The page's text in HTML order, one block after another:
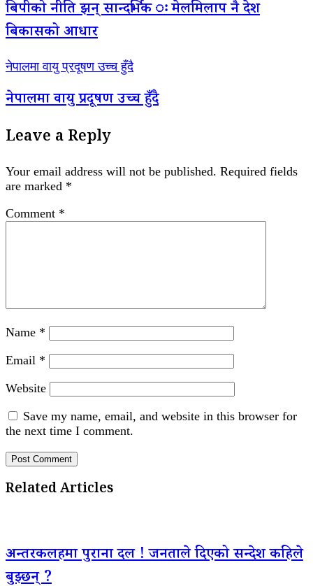
बिपीको नीति झन् सान्दर्भिक ः मेलमिलाप नै देश
बिकासको आधार
नेपालमा वायु प्रदूषण उच्च हुँदै
नेपालमा वायु प्रदूषण उच्च हुँदै
Leave a Reply
Your email address will not be published. Required fields
are marked *
Comment *
Name *
Email *
Website
Save my name, email, and website in this browser for
the next time I comment.
Related Articles
अन्तरकलहमा पुराना दल ! जनताले दिएको सन्देश कहिले
बुझ्छन् ?